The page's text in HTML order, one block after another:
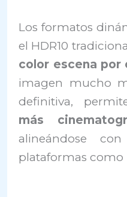
Los formatos
el HDR10
color escena por
imagen mucho
definitiva,
más
alineándose
plataformas como